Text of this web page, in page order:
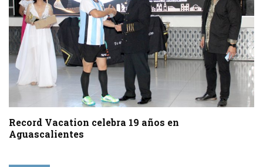
Record Vacation celebra 19 años en
Aguascalientes